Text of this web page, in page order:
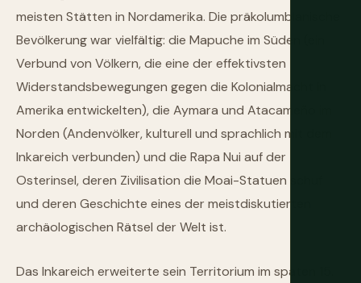
meisten Stätten in Nordamerika. Die präkolumbianische
Bevölkerung war vielfältig: die Mapuche im Süden (ein
Verbund von Völkern, die eine der effektivsten
Widerstandsbewegungen gegen die Kolonialmacht in
Amerika entwickelten), die Aymara und Atacameño im
Norden (Andenvölker, kulturell und sprachlich mit dem
Inkareich verbunden) und die Rapa Nui auf der
Osterinsel, deren Zivilisation die Moai-Statuen schuf
und deren Geschichte eines der meistdiskutierten
archäologischen Rätsel der Welt ist.
Das Inkareich erweiterte sein Territorium im späten 15.